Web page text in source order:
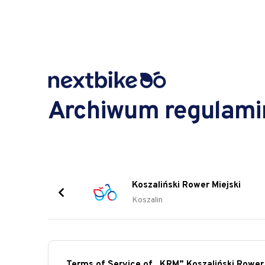
Archiwum
Koszaliński Rower Miejski
Koszalin